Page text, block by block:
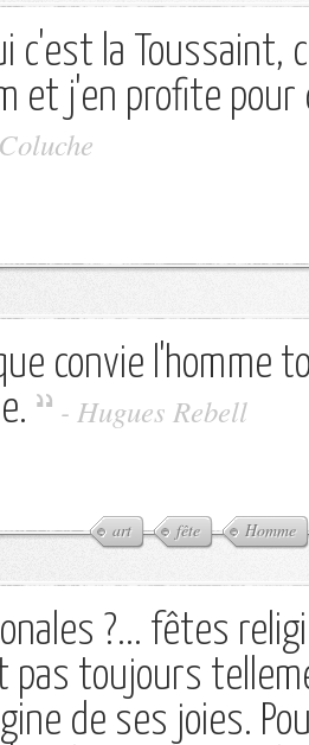
c'est la Toussaint,
et j'en profite pour
Coluche
convie l'homme
- Hugues Rebell
art fête Homme
?... fêtes
pas toujours
de ses joies.